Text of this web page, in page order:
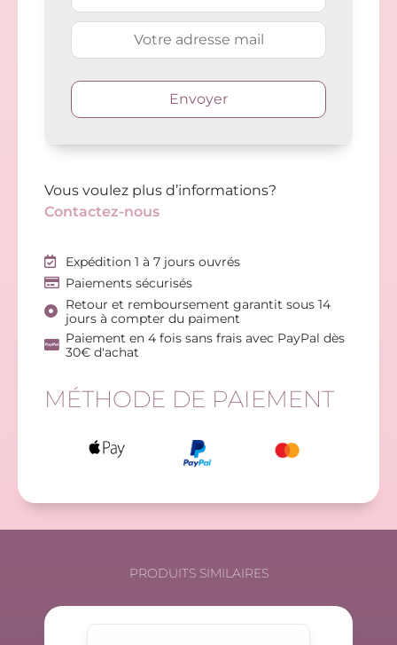
Vous voulez plus d’informations?
Contactez-nous
Expédition 1 à 7 jours ouvrés
Paiements sécurisés
Retour et remboursement garantit sous 14
jours à compter du paiment
Paiement en 4 fois sans frais avec PayPal dès
30€ d'achat
MÉTHODE DE PAIEMENT
PRODUITS SIMILAIRES